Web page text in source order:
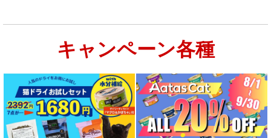
キャンペーン各種